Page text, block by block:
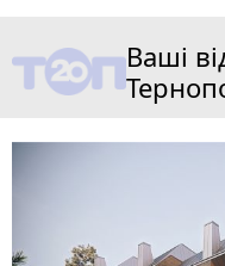
Ваші